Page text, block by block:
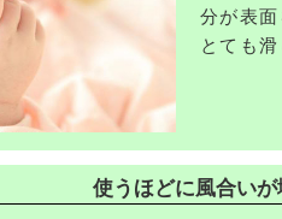
分が表
とても滑
はホコ
や小さな
使うほどに風合いが